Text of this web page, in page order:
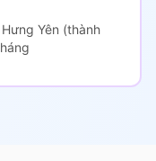
Yên (thành